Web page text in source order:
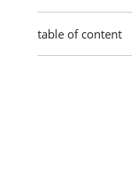
table of content